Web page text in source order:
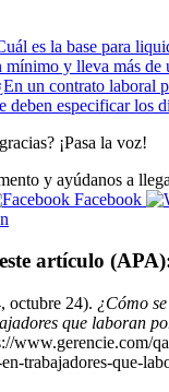
es la base para
y lleva más de
un contrato laboral
deben especificar los
¡Pasa la voz!
y ayúdanos a
Facebook
artículo
octubre 24). ¿Cómo
que laboran
www.gerencie.com/
trabajadores-que-